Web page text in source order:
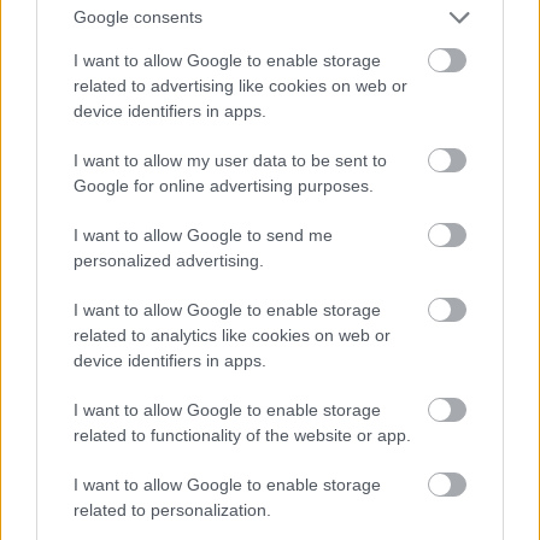
Google consents
I want to allow Google to enable storage
related to advertising like cookies on web or
device identifiers in apps.
I want to allow my user data to be sent to
Google for online advertising purposes.
I want to allow Google to send me
personalized advertising.
I want to allow Google to enable storage
related to analytics like cookies on web or
device identifiers in apps.
I want to allow Google to enable storage
related to functionality of the website or app.
I want to allow Google to enable storage
related to personalization.
Samuel Taylor Coleridge
Coleridge egész felnőtt életében szorongott és
állítólag bipoláris depresszióban szenvedett, de ezt
betegeskedett, többek közt reuma kínozta és a
gyerekkori bajainak is maradtak nyomai, amik
laudanum nevű szert, ami ópiumot tartalmazott,
ettől vált függővé. A Saraval kötött házassága
boldogtalan volt, öt gyermekük született, de a férj
fokozatosan meggyűlölte feleségét, 1808-ban
elváltak. A filmben megjelenőThe Watchmannevű
kiadvány tényleg létezett, 1796-ban három hónapon
Coleridge és Wordsworth 1795-ben találkoztak.